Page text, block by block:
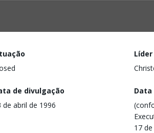
Líder
de divulgação
de abril de 1996
Data
17